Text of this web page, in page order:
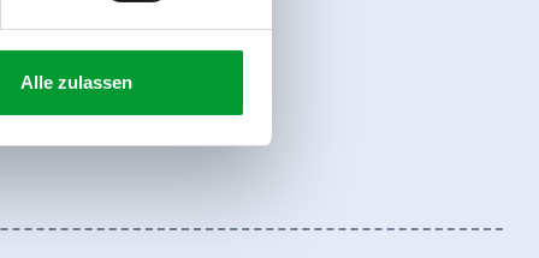
Alle zulassen